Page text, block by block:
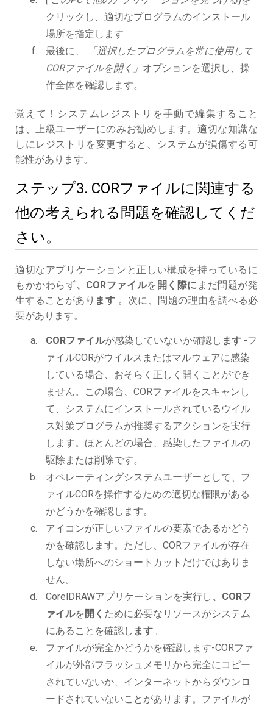
クリックし、適切なプログラムのインストール
場所を指定します
最後に、
「選択したプログラムを常に使用して
CORファイルを開く」 オプションを選択し、操
作全体を確認します。
覚えて！システムレジストリを手動で編集すること
は、上級ユーザーにのみお勧めします。適切な知識な
しにレジストリを変更すると、システムが損傷する可
能性があります。
ステップ3. CORファイルに関連する
他の考えられる問題を確認してくだ
さい。
適切なアプリケーションと正しい構成を持っているに
もかかわらず、CORファイルを 開く際に まだ問題が発
生することがあり ます 。次に、問題の理由を調べる必
要があります。
CORファイルが感染していないか確認し ます -フ
ァイルCORがウイルスまたはマルウェアに感染
している場合、おそらく正しく開くことができ
ません。この場合、CORファイルをスキャンし
て、システムにインストールされているウイル
ス対策プログラムが推奨するアクションを実行
します。ほとんどの場合、感染したファイルの
駆除または削除です。
オペレーティングシステムユーザーとして、フ
ァイルCORを操作するための適切な権限がある
かどうかを確認します。
アイコンが正しいファイルの要素であるかどう
かを確認します。ただし、CORファイルが存在
しない場所へのショートカットだけではありま
せん。
CorelDRAWアプリケーションを実行し、CORフ
ァイルを 開く ために必要なリソースがシステム
にあることを確認し ます 。
ファイルが完全かどうかを確認します-CORファ
イルが外部フラッシュメモリから完全にコピー
されていないか、インターネットからダウンロ
ードされていないことがあります。ファイルが